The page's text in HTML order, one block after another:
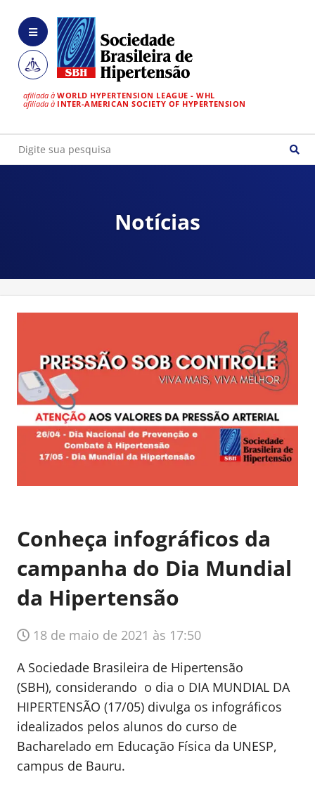
afiliada à WORLD HYPERTENSION LEAGUE - WHL
afiliada à INTER-AMERICAN SOCIETY OF HYPERTENSION
Notícias
Conheça infográficos da
campanha do Dia Mundial
da Hipertensão
18 de maio de 2021 às 17:50
A Sociedade Brasileira de Hipertensão
(SBH), considerando o dia o DIA MUNDIAL DA
HIPERTENSÃO (17/05) divulga os infográficos
idealizados pelos alunos do curso de
Bacharelado em Educação Física da UNESP,
campus de Bauru.